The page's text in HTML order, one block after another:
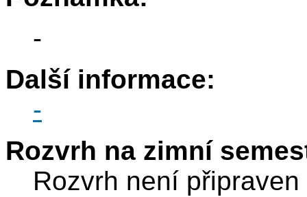
-
Další informace:
-
Rozvrh na zimní
Rozvrh není připraven